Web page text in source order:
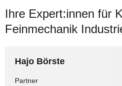
Ihre Expert:innen für
Feinmechanik
Hajo Börste
Partner